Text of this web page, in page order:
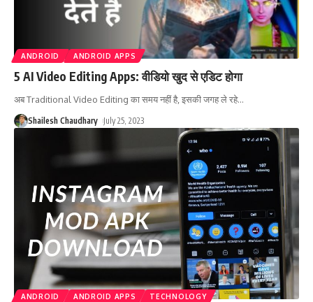
ANDROID ANDROID APPS
5 AI Video Editing Apps: वीडियो खुद से एडिट होगा
अब Traditional Video Editing का समय नहीं है, इसकी जगह ले रहे…
Shailesh Chaudhary July 25, 2023
ANDROID ANDROID APPS TECHNOLOGY